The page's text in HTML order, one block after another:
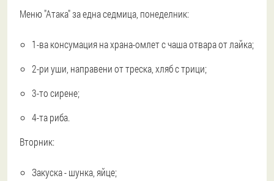
Меню "Атака" за една седмица, понеделник:
1-ва консумация на храна-омлет с чаша отвара от лайка;
2-ри уши, направени от треска, хляб с трици;
3-то сирене;
4-та риба.
Вторник:
Закуска - шунка, яйце;